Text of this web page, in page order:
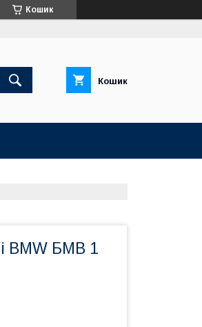
Кошик
Кошик
BMW БМВ 1